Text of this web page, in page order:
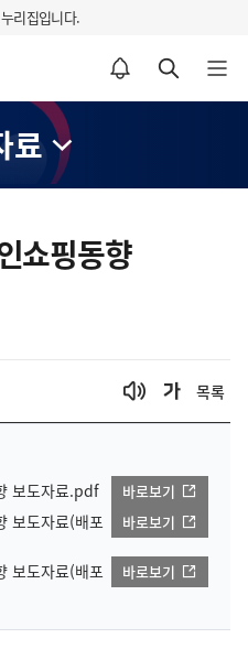
리집입니다.
알림설정 바로가기 검색 바로가기 메뉴 열기
료
쇼핑동향
목록
보도자료.pdf
바로보기
보도자료(배포
바로보기
보도자료(배포
바로보기